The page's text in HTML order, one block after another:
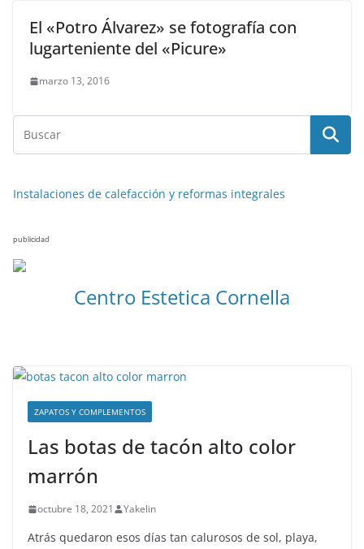
El «Potro Álvarez» se fotografía con
lugarteniente del «Picure»
marzo 13, 2016
Instalaciones de calefacción y reformas integrales
publicidad
Centro Estetica Cornella
ZAPATOS Y COMPLEMENTOS
Las botas de tacón alto color
marrón
octubre 18, 2021 Yakelin
Atrás quedaron esos días tan calurosos de sol, playa,